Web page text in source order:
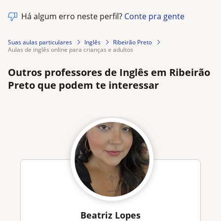
Há algum erro neste perfil? Conte pra gente
Suas aulas particulares Inglês
Ribeirão Preto
aulas de inglês online para crianças e adultos
Outros professores de Inglês em Ribeirão
Preto que podem te interessar
Beatriz Lopes